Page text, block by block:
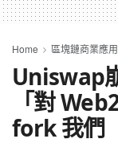
Home 區塊鏈商業應用
Uniswap
「對
fork 我們